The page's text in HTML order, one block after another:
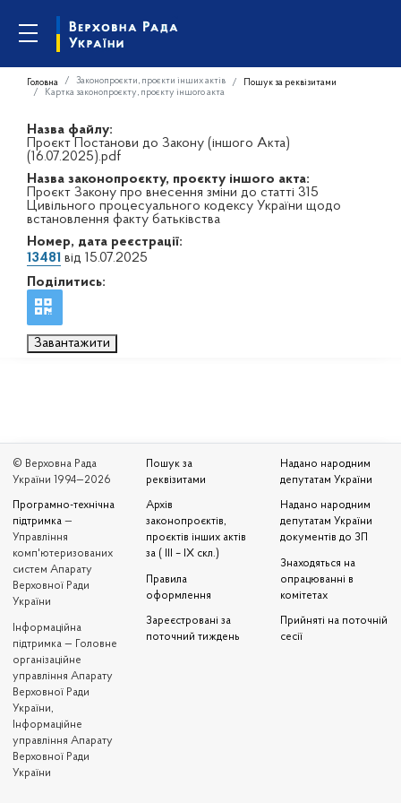
Головна Законопроєкти, проєкти інших актів
Пошук за реквізитами
Картка законопроєкту, проєкту іншого акта
Назва файлу:
Проєкт Постанови до Закону (іншого Акта)
(16.07.2025).pdf
Назва законопроєкту, проєкту іншого акта:
Проєкт Закону про внесення зміни до статті 315
Цивільного процесуального кодексу України щодо
встановлення факту батьківства
Номер, дата реєстрації:
13481 від 15.07.2025
Поділитись:
Завантажити
© Верховна Рада
України 1994—2026
Програмно-технічна
підтримка —
Управління
комп'ютеризованих
систем Апарату
Верховної Ради
України
Iнформаційна
підтримка — Головне
організаційне
управління Апарату
Верховної Ради
України,
Інформаційне
управління Апарату
Верховної Ради
України
Пошук за
реквізитами
Архів
законопроєктів,
проєктів інших актів
за ( III – IX скл.)
Правила
оформлення
Зареєстровані за
поточний тиждень
Надано народним
депутатам України
Надано народним
депутатам України
документів до ЗП
Знаходяться на
опрацюванні в
комітетах
Прийняті на поточній
сесії